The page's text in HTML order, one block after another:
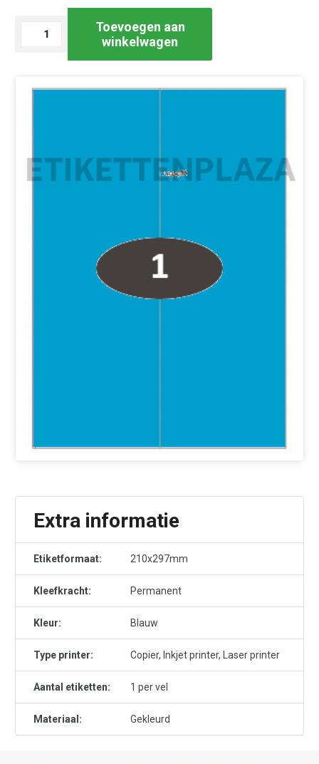
Extra informatie
Etiketformaat: 210x297mm
Kleefkracht: Permanent
Kleur: Blauw
Type printer: Copier, Inkjet printer, Laser printer
Aantal etiketten: 1 per vel
Materiaal: Gekleurd
Laservel
210x297mm
200
vel
Toevoegen aan
winkelwagen